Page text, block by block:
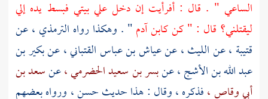
الساعي " . قال : أفرأيت إن دخل علي بيتي فبسط يده إلي
ليقتلني؟ قال : " كن كابن آدم" . وهكذا رواه الترمذي ،عن
قتيبة ،عنالليث ،عنعياش بن عباس القتباني ،عنبكير بن
عبد الله بن الأشج ،عنبسر بن سعيد الحضرمي ،عنسعد بن
أبي وقاص ،فذكره ، وقال : هذا حديث حسن ، ورواه بعضهم